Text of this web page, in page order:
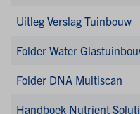
Uitleg Verslag Tuinbouw
Folder Water
Folder DNA Multiscan
Handboek Nutrient